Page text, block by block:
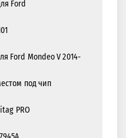
Ford
Ford Mondeo V 2014-
под чип
PRO